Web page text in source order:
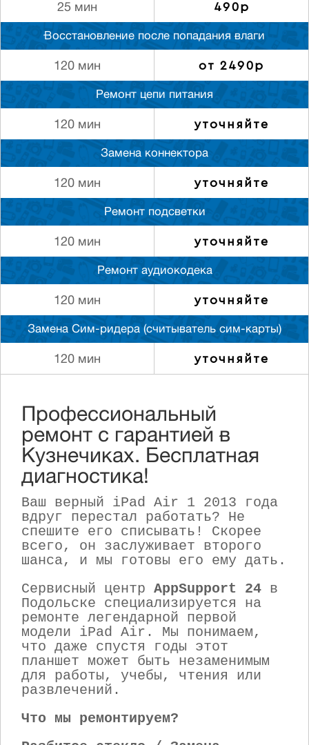
25 мин 490р
Восстановление после попадания влаги
120 мин от 2490р
Ремонт цепи питания
120 мин уточняйте
Замена коннектора
120 мин уточняйте
Ремонт подсветки
120 мин уточняйте
Ремонт аудиокодека
120 мин уточняйте
Замена Сим-ридера (считыватель сим-карты)
120 мин уточняйте
Профессиональный
ремонт с гарантией в
Кузнечиках. Бесплатная
диагностика!
Ваш верный iPad Air 1 2013 года
вдруг перестал работать? Не
спешите его списывать! Скорее
всего, он заслуживает второго
шанса, и мы готовы его ему дать.
Сервисный центр AppSupport 24 в
Подольске специализируется на
ремонте легендарной первой
модели iPad Air. Мы понимаем,
что даже спустя годы этот
планшет может быть незаменимым
для работы, учебы, чтения или
развлечений.
Что мы ремонтируем?